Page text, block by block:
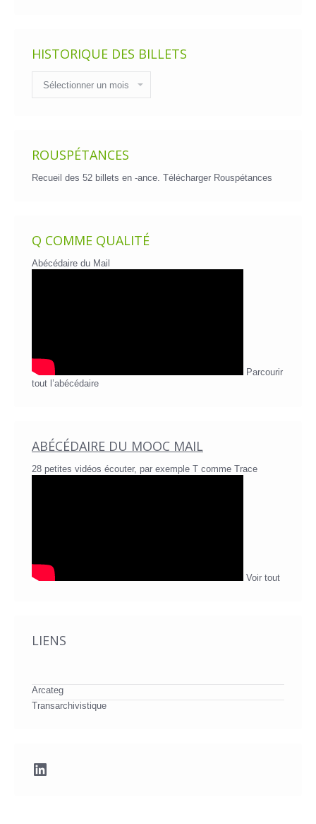
HISTORIQUE DES BILLETS
des
billets
ROUSPÉTANCES
Recueil des 52 billets en -ance. Télécharger Rouspétances
Q COMME QUALITÉ
Abécédaire du Mail
Parcourir
tout l’abécédaire
ABÉCÉDAIRE DU MOOC MAIL
28 petites vidéos écouter, par exemple T comme Trace
Voir tout
LIENS
Arcateg
Transarchivistique
LinkedIn